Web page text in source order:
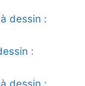
dessin :
:
dessin :